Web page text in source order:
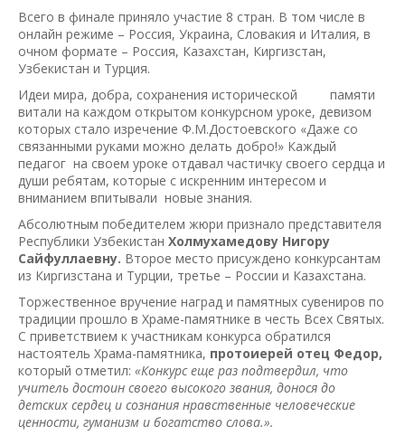
Всего в финале приняло участие 8 стран. В том числе в
онлайн режиме – Россия, Украина, Словакия и Италия, в
очном формате – Россия, Казахстан, Киргизстан,
Узбекистан и Турция.
Идеи мира, добра, сохранения исторической памяти
витали на каждом открытом конкурсном уроке, девизом
которых стало изречение Ф.М.Достоевского «Даже со
связанными руками можно делать добро!» Каждый
педагог на своем уроке отдавал частичку своего сердца и
души ребятам, которые с искренним интересом и
вниманием впитывали новые знания.
Абсолютным победителем жюри признало представителя
Республики Узбекистан Холмухамедову Нигору
Сайфуллаевну. Второе место присуждено конкурсантам
из Киргизстана и Турции, третье – России и Казахстана.
Торжественное вручение наград и памятных сувениров по
традиции прошло в Храме-памятнике в честь Всех Святых.
С приветствием к участникам конкурса обратился
настоятель Храма-памятника, протоиерей отец Федор,
который отметил: «Конкурс еще раз подтвердил, что
учитель достоин своего высокого звания, донося до
детских сердец и сознания нравственные человеческие
ценности, гуманизм и богатство слова.».